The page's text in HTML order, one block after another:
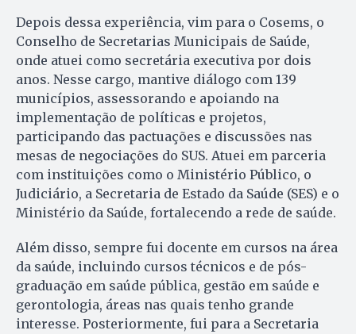
Depois dessa experiência, vim para o Cosems, o
Conselho de Secretarias Municipais de Saúde,
onde atuei como secretária executiva por dois
anos. Nesse cargo, mantive diálogo com 139
municípios, assessorando e apoiando na
implementação de políticas e projetos,
participando das pactuações e discussões nas
mesas de negociações do SUS. Atuei em parceria
com instituições como o Ministério Público, o
Judiciário, a Secretaria de Estado da Saúde (SES) e o
Ministério da Saúde, fortalecendo a rede de saúde.
Além disso, sempre fui docente em cursos na área
da saúde, incluindo cursos técnicos e de pós-
graduação em saúde pública, gestão em saúde e
gerontologia, áreas nas quais tenho grande
interesse. Posteriormente, fui para a Secretaria